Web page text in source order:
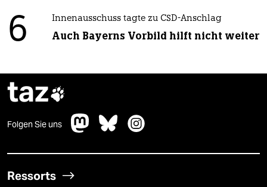
6 Innenausschuss tagte zu CSD-Anschlag
Auch Bayerns Vorbild hilft nicht weiter
taz
Folgen Sie uns
Ressorts